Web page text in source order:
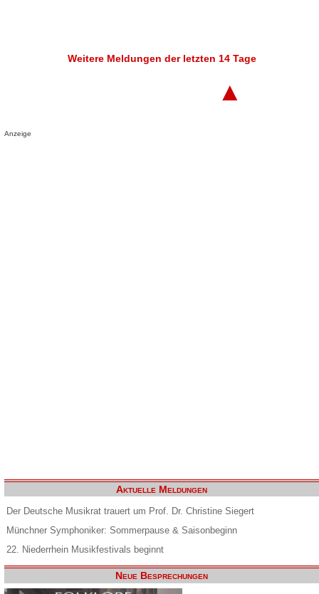
Weitere Meldungen der letzten 14 Tage
▲
Anzeige
Aktuelle Meldungen
Der Deutsche Musikrat trauert um Prof. Dr. Christine Siegert
Münchner Symphoniker: Sommerpause & Saisonbeginn
22. Niederrhein Musikfestivals beginnt
Neue Besprechungen